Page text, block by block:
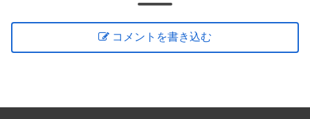
コメントを書き込む